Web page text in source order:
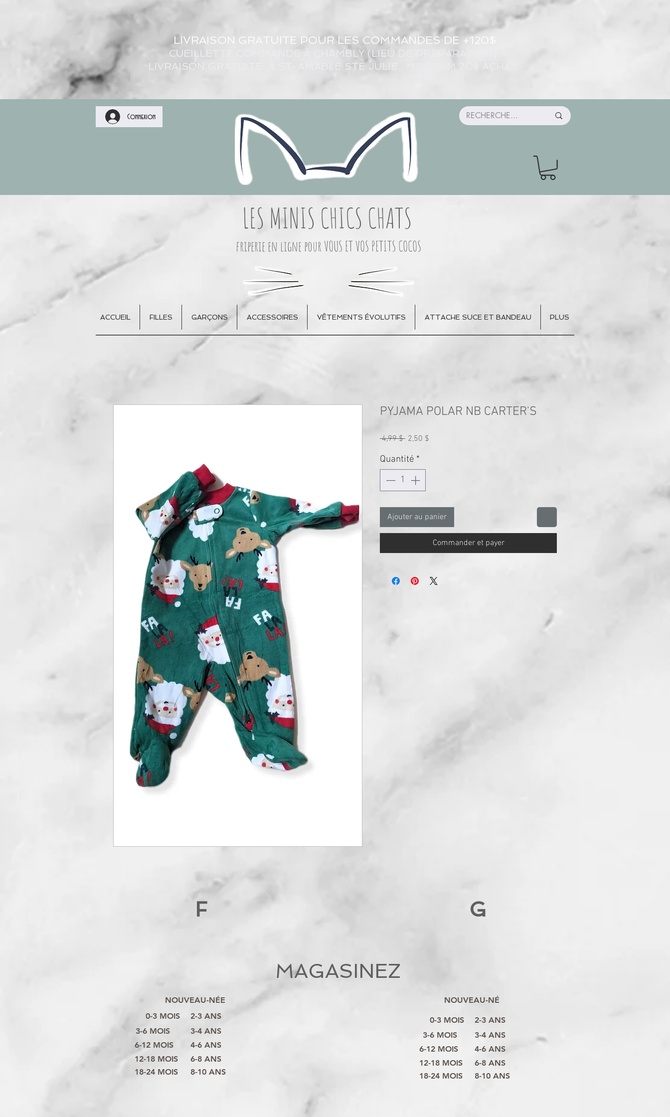
LIVRAISON GRATUITE POUR LES COMMANDES DE +120$
CUEILLETTE COMMANDE À CHAMBLY (LIEU DE PRÉPARATION)
LIVRAISON GRATUITE À ST-AMABLE STE JULIE : MINIMUM 20$ ACHAT
Connexion
LES MINIS CHICS CHATS
friperie en ligne pour VOUS ET VOS PETITS COCOS
ACCUEIL FILLES GARÇONS ACCESSOIRES VÊTEMENTS ÉVOLUTIFS ATTACHE SUCE ET BANDEAU PLUS
PYJAMA POLAR NB CARTER'S
4,99 $ Prix
2,50 $
Quantité *
Ajouter au panier
Commander et payer
F
8-10 ANS
6-8 ANS
4-6 ANS
3-4 ANS
2-3 ANS
NOUVEAU-NÉE
0-3 MOIS
6-12 MOIS
12-18 MOIS
18-24 MOIS
3-6 MOIS
MAGASINEZ
G
NOUVEAU-NÉ
0-3 MOIS
6-12 MOIS
12-18 MOIS
18-24 MOIS
3-6 MOIS
8-10 ANS
6-8 ANS
4-6 ANS
3-4 ANS
2-3 ANS